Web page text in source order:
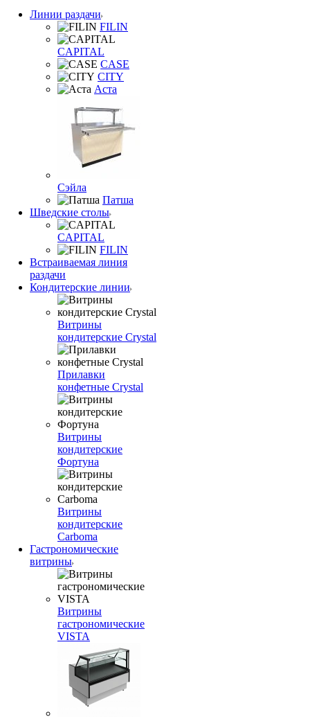
Линии раздачи
FILIN
CAPITAL
CASE
CITY
Аста
Сэйла
Патша
Шведские столы
CAPITAL
FILIN
Встраиваемая линия
раздачи
Кондитерские линии
Витрины
кондитерские Crystal
Прилавки
конфетные Crystal
Витрины
кондитерские
Фортуна
Витрины
кондитерские
Carboma
Гастрономические
витрины
Витрины
гастрономические
VISTA